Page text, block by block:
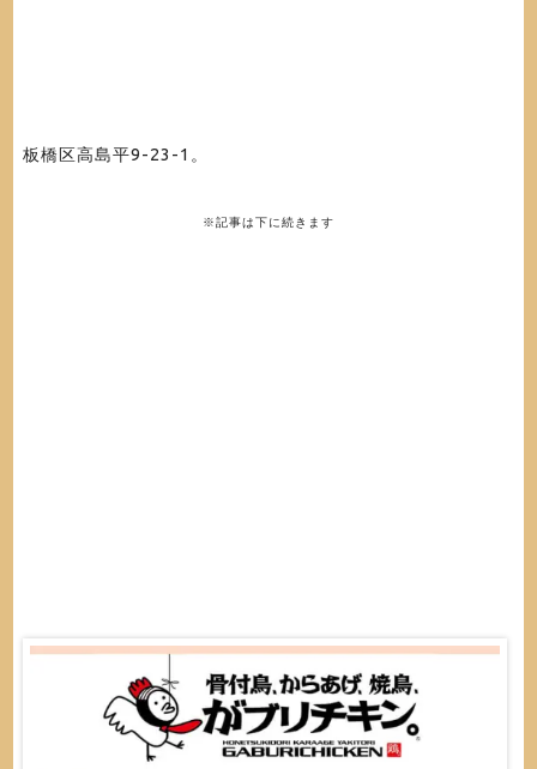
板橋区高島平9-23-1。
※記事は下に続きます